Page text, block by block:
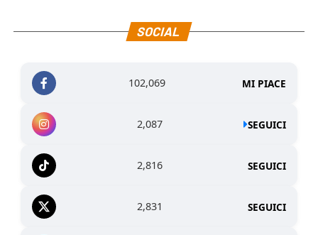
SOCIAL
102,069 MI PIACE
2,087 SEGUICI
2,816 SEGUICI
2,831 SEGUICI